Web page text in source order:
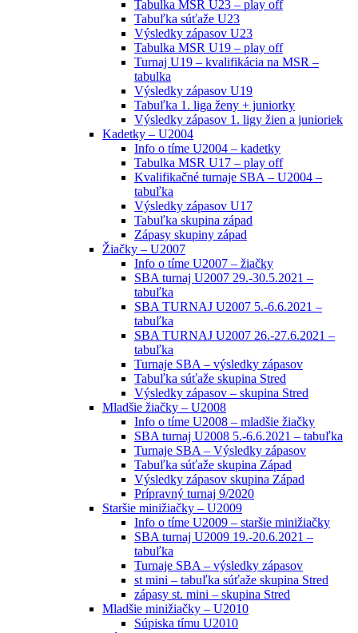
Tabulka MSR U23 – play off
Tabuľka súťaže U23
Výsledky zápasov U23
Tabulka MSR U19 – play off
Turnaj U19 – kvalifikácia na MSR –
tabulka
Výsledky zápasov U19
Tabuľka 1. liga ženy + juniorky
Výsledky zápasov 1. ligy žien a junioriek
Kadetky – U2004
Info o tíme U2004 – kadetky
Tabulka MSR U17 – play off
Kvalifikačné turnaje SBA – U2004 –
tabuľka
Výsledky zápasov U17
Tabuľka skupina západ
Zápasy skupiny západ
Žiačky – U2007
Info o tíme U2007 – žiačky
SBA turnaj U2007 29.-30.5.2021 –
tabuľka
SBA TURNAJ U2007 5.-6.6.2021 –
tabuľka
SBA TURNAJ U2007 26.-27.6.2021 –
tabuľka
Turnaje SBA – výsledky zápasov
Tabuľka súťaže skupina Stred
Výsledky zápasov – skupina Stred
Mladšie žiačky – U2008
Info o tíme U2008 – mladšie žiačky
SBA turnaj U2008 5.-6.6.2021 – tabuľka
Turnaje SBA – Výsledky zápasov
Tabuľka súťaže skupina Západ
Výsledky zápasov skupina Západ
Prípravný turnaj 9/2020
Staršie minižiačky – U2009
Info o tíme U2009 – staršie minižiačky
SBA turnaj U2009 19.-20.6.2021 –
tabuľka
Turnaje SBA – výsledky zápasov
st mini – tabuľka súťaže skupina Stred
zápasy st. mini – skupina Stred
Mladšie minižiačky – U2010
Súpiska tímu U2010